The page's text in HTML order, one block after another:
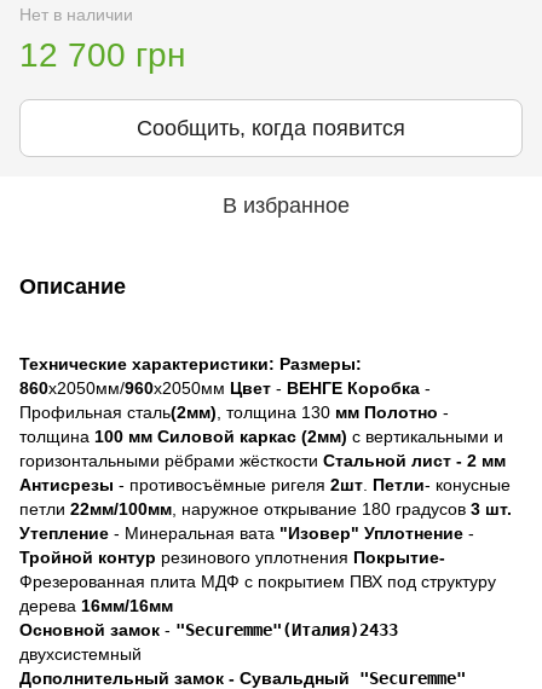
Нет в наличии
12 700 грн
Сообщить, когда появится
В избранное
Описание
Технические характеристики: Размеры:
860х2050мм/960х2050мм Цвет - ВЕНГЕ Коробка -
Профильная сталь(2мм) , толщина 130 мм Полотно -
толщина 100 мм Силовой каркас (2мм) с вертикальными и
горизонтальными рёбрами жёсткости Стальной лист - 2 мм
Антисрезы - противосъёмные ригеля 2шт Петли- конусные
петли 22мм/100мм , наружное открывание 180 градусов 3 шт.
Утепление - Минеральная вата "Изовер" Уплотнение -
Тройной контур резинового уплотнения Покрытие-
Фрезерованная плита МДФ с покрытием ПВХ под структуру
дерева 16мм/16мм
Основной замок - "Securemme"(Италия)2433
двухсистемный
Дополнительный замок - Сувальдный
"Securemme"